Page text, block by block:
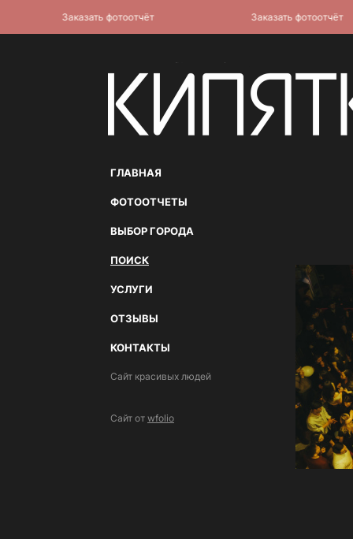
ГЛАВНАЯ
ФОТООТЧЕТЫ
ВЫБОР ГОРОДА
ПОИСК
УСЛУГИ
ОТЗЫВЫ
КОНТАКТЫ
Сайт красивых людей
Сайт от wfolio
Заказать фотоотчёт Заказать фотоотчёт